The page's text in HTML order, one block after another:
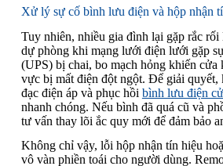
Xử lý sự cố bình lưu điện và hộp nhận
Tuy nhiên, nhiều gia đình lại gặp rắc
dự phòng khi mạng lưới điện lưới gặp
(UPS) bị chai, bo mạch hỏng khiến
vực bị mất điện đột ngột. Để giải quyết,
đạc điện áp và phục hồi bình lưu điện
nhanh chóng. Nếu bình đã quá cũ và
tư vấn thay lõi ắc quy mới để đảm bảo
Không chỉ vậy, lỗi hộp nhận tín hiệu
vô vàn phiền toái cho người dùng.